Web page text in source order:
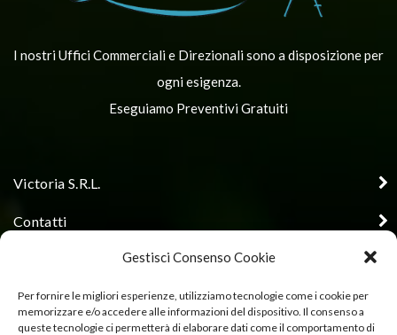
Gestisci Consenso Cookie
Per fornire le migliori esperienze, utilizziamo tecnologie come i cookie per
memorizzare e/o accedere alle informazioni del dispositivo. Il consenso a
queste tecnologie ci permetterà di elaborare dati come il comportamento di
I nostri Uffici Commerciali e Direzionali sono a disposizione per
ogni esigenza.
Eseguiamo Preventivi Gratuiti
Victoria S.R.L.
Contatti
Orari di apertura uffici
Seguici